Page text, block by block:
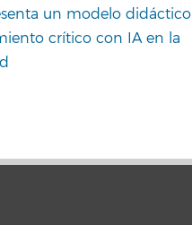
un modelo didáctico
crítico con IA en la